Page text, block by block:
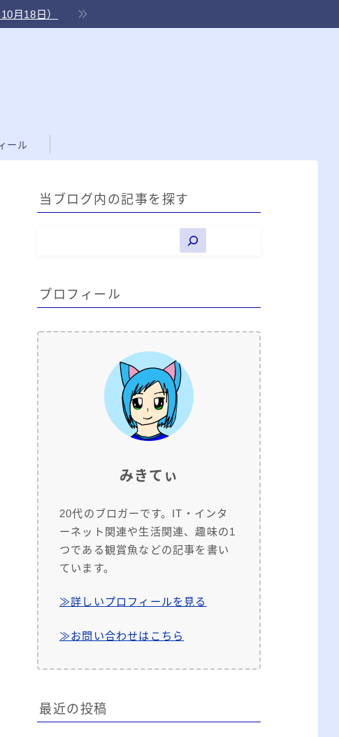
月18日）
ール
当ブログ内の記事を探す
プロフィール
みきてぃ
20代のブロガーです。IT・インタ
ーネット関連や生活関連、趣味の1
つである観賞魚などの記事を書い
ています。
≫詳しいプロフィールを見る
≫お問い合わせはこちら
最近の投稿